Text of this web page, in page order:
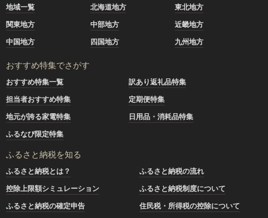
地域一覧 北海道地方
東北地方
関東地方
中部地方
近畿地方
中国地方
四国地方 九州地方
おすすめ特集でさがす
おすすめ特集一覧
訳あり返礼品特集
担当者おすすめ特集
定期便特集
地元が誇る家電特集
日用品・消耗品特集
ふるなび限定特集
ふるさと納税を知る
ふるさと納税とは？
ふるさと納税の流れ
控除上限額シミュレーション
ふるさと納税制度について
ふるさと納税の確定申告
住民税・所得税の控除について